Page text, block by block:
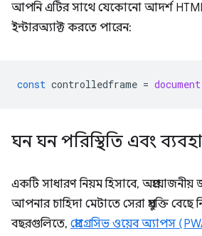
আপনি এটির সাথে যেকোনো আদর্শ
ইন্টারঅ্যাক্ট করতে পারেন:
const controlledframe = document
ঘন ঘন পরিস্থিতি এবং
একটি সাধারণ নিয়ম হিসাবে,
আপনার চাহিদা মেটাতে সেরা প্রযুক্তি বেছে
বছরগুলিতে, প্রোগ্রেসিভ ওয়েব অ্যাপস